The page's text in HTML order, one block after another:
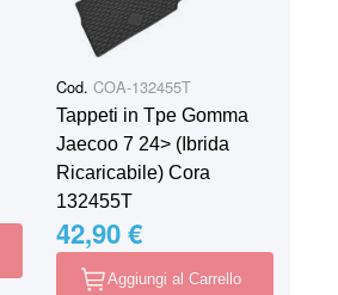
Cod. COA-132455T
Tappeti in Tpe Gomma
Jaecoo 7 24> (Ibrida
Ricaricabile) Cora
132455T
42,90 €
Aggiungi al Carrello